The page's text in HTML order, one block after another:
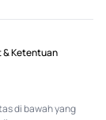
& Ketentuan
di bawah yang